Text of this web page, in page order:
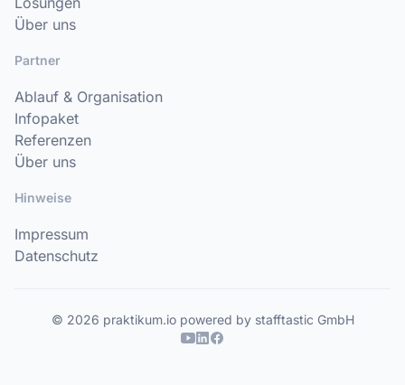
Über uns
Partner
Ablauf & Organisation
Infopaket
Referenzen
Über uns
Hinweise
Impressum
Datenschutz
© 2026 praktikum.io powered by stafftastic GmbH